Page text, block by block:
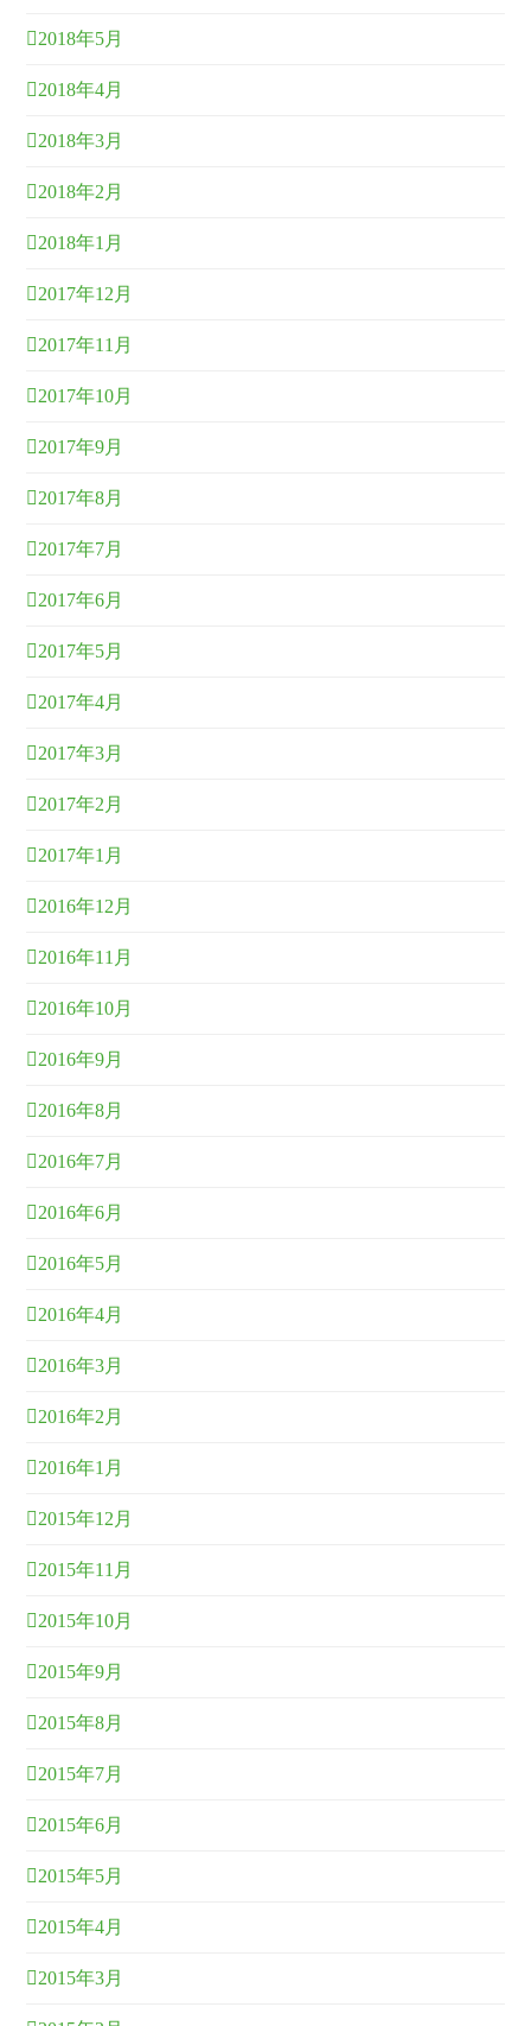
2018年5月
2018年4月
2018年3月
2018年2月
2018年1月
2017年12月
2017年11月
2017年10月
2017年9月
2017年8月
2017年7月
2017年6月
2017年5月
2017年4月
2017年3月
2017年2月
2017年1月
2016年12月
2016年11月
2016年10月
2016年9月
2016年8月
2016年7月
2016年6月
2016年5月
2016年4月
2016年3月
2016年2月
2016年1月
2015年12月
2015年11月
2015年10月
2015年9月
2015年8月
2015年7月
2015年6月
2015年5月
2015年4月
2015年3月